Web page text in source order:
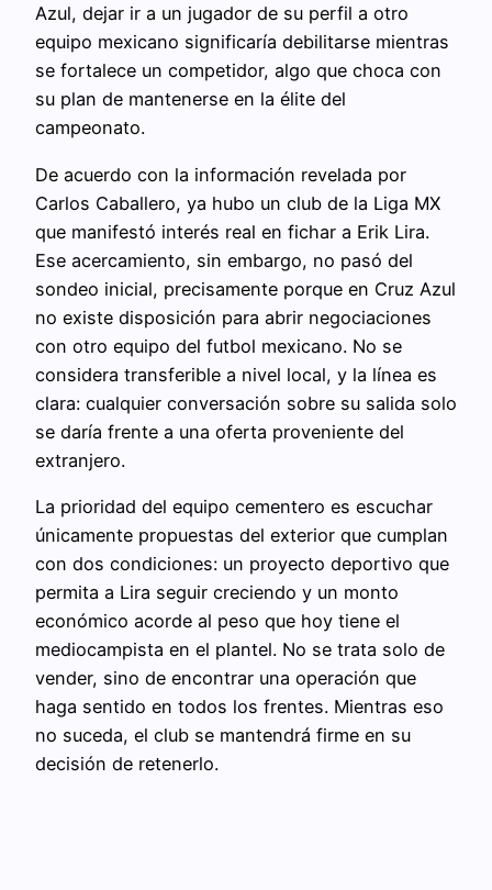
Azul, dejar ir a un jugador de su perfil a otro
equipo mexicano significaría debilitarse mientras
se fortalece un competidor, algo que choca con
su plan de mantenerse en la élite del
campeonato.
De acuerdo con la información revelada por
Carlos Caballero, ya hubo un club de la Liga MX
que manifestó interés real en fichar a Erik Lira.
Ese acercamiento, sin embargo, no pasó del
sondeo inicial, precisamente porque en Cruz Azul
no existe disposición para abrir negociaciones
con otro equipo del futbol mexicano. No se
considera transferible a nivel local, y la línea es
clara: cualquier conversación sobre su salida solo
se daría frente a una oferta proveniente del
extranjero.
La prioridad del equipo cementero es escuchar
únicamente propuestas del exterior que cumplan
con dos condiciones: un proyecto deportivo que
permita a Lira seguir creciendo y un monto
económico acorde al peso que hoy tiene el
mediocampista en el plantel. No se trata solo de
vender, sino de encontrar una operación que
haga sentido en todos los frentes. Mientras eso
no suceda, el club se mantendrá firme en su
decisión de retenerlo.